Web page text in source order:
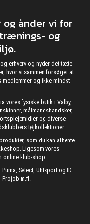
og ånder vi for
og
erhverv og nyder det tætte
hvor vi sammen forsøger at
og ikke mindst
vores fysiske butik i Valby,
målmandshandsker,
og diverse
tøjkollektioner.
som du kan afhente
Ligesom vores
online klub-shop.
Select, Uhlsport og ID
Projob m.fl.